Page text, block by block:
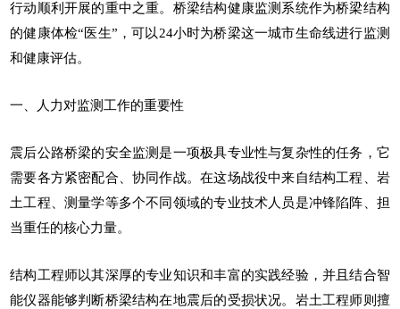
行动顺利开展的重中之重。 桥梁结构健康监测系统作为桥梁结构
的健康体检“医生”，可以24小时为桥梁这一城市生命线进行监测
和健康评估。
一、人力对监测工作的重要性
震后公路桥梁的安全监测是一项极具专业性与复杂性的任务，它
需要各方紧密配合、协同作战。在这场战役中来自结构工程、岩
土工程、测量学等多个不同领域的专业技术人员是冲锋陷阵、担
当重任的核心力量。
结构工程师以其深厚的专业知识和丰富的实践经验，并且结合智
能仪器能够判断桥梁结构在地震后的受损状况。岩土工程师则擅